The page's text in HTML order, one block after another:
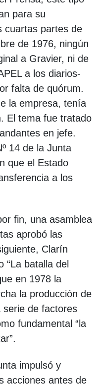
para su
cuartas partes de
de 1976, ningún
a Gravier, ni de
a los diarios-
falta de quórum.
la empresa, tenía
El tema fue tratado
en jefe.
14 de la Junta
que el Estado
a los
fin, una asamblea
aprobó las
Clarín
“La batalla del
en 1978 la
la producción de
serie de factores
fundamental “la
impulsó y
acciones antes de